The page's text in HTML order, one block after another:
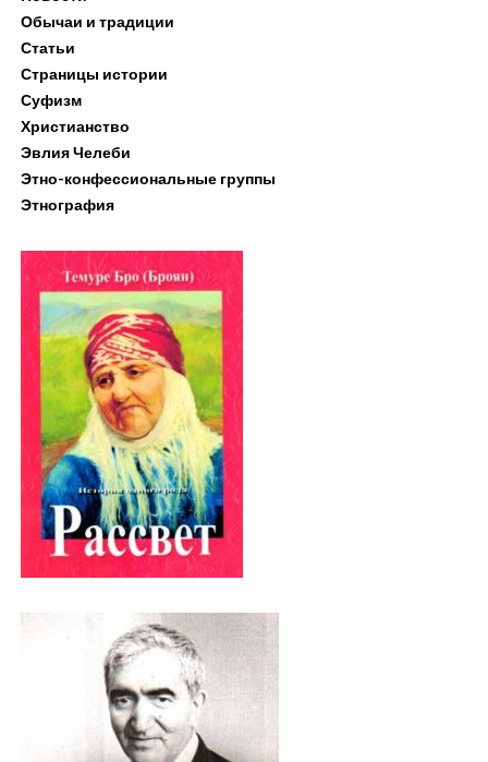
Обычаи и традиции
Статьи
Страницы истории
Суфизм
Христианство
Эвлия Челеби
Этно-конфессиональные группы
Этнография